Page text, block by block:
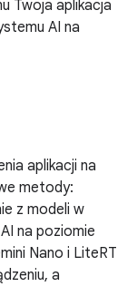
Twoja aplikacja
AI na
aplikacji na
metody:
z modeli w
na poziomie
Nano i LiteRT
a